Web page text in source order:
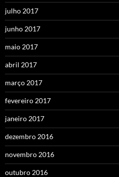
julho 2017
junho 2017
maio 2017
abril 2017
março 2017
fevereiro 2017
janeiro 2017
dezembro 2016
novembro 2016
outubro 2016